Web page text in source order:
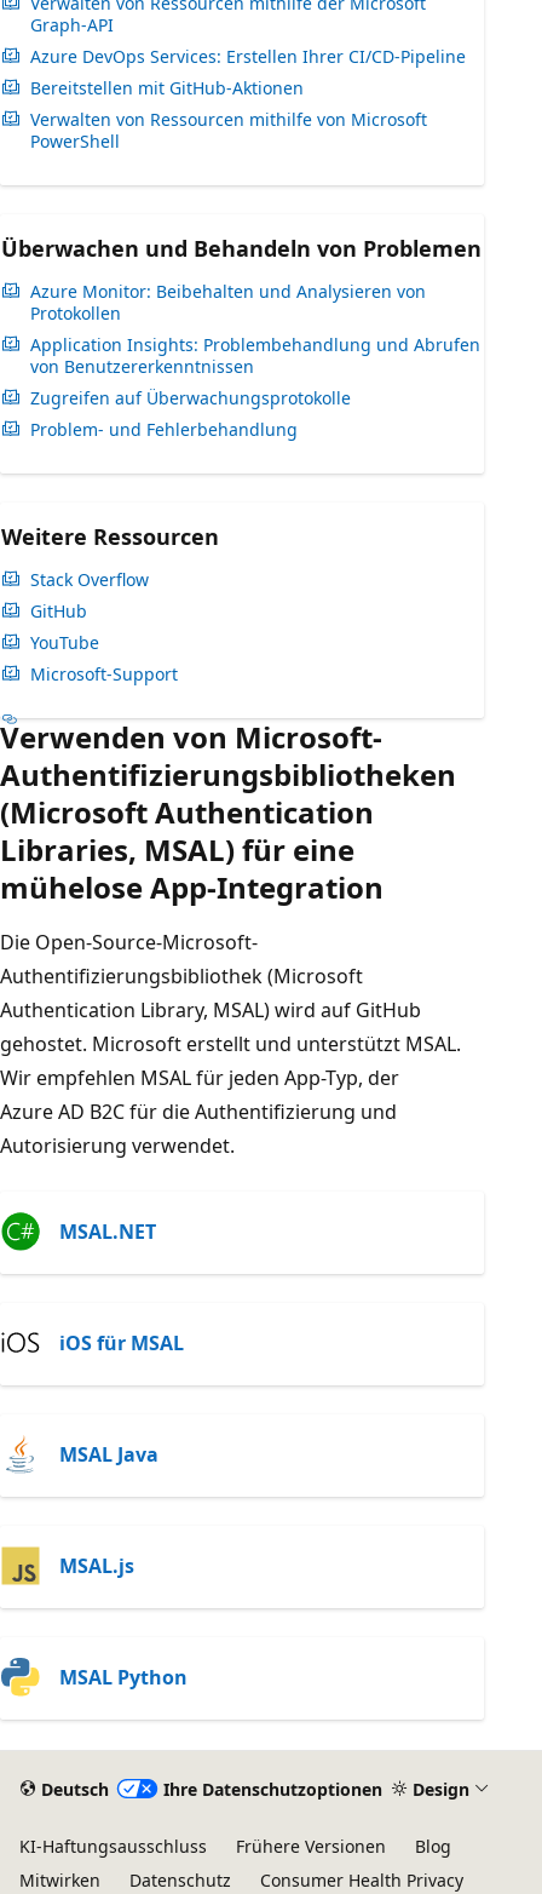
Graph-API
Azure DevOps Services: Erstellen Ihrer CI/CD-Pipeline
Bereitstellen mit GitHub-Aktionen
Verwalten von Ressourcen mithilfe von Microsoft
PowerShell
Überwachen und Behandeln von Problemen
Azure Monitor: Beibehalten und Analysieren von
Protokollen
Application Insights: Problembehandlung und Abrufen
von Benutzererkenntnissen
Zugreifen auf Überwachungsprotokolle
Problem- und Fehlerbehandlung
Weitere Ressourcen
Stack Overflow
GitHub
YouTube
Microsoft-Support
Verwenden von Microsoft-
Authentifizierungsbibliotheken
(Microsoft Authentication
Libraries, MSAL) für eine
mühelose App-Integration
Die Open-Source-Microsoft-
Authentifizierungsbibliothek (Microsoft
Authentication Library, MSAL) wird auf GitHub
gehostet. Microsoft erstellt und unterstützt MSAL.
Wir empfehlen MSAL für jeden App-Typ, der
Azure AD B2C für die Authentifizierung und
Autorisierung verwendet.
MSAL.NET
iOS für MSAL
MSAL Java
MSAL.js
MSAL Python
Deutsch Ihre Datenschutzoptionen Design
KI-Haftungsausschluss Frühere Versionen
Blog
Mitwirken
Datenschutz Consumer Health Privacy